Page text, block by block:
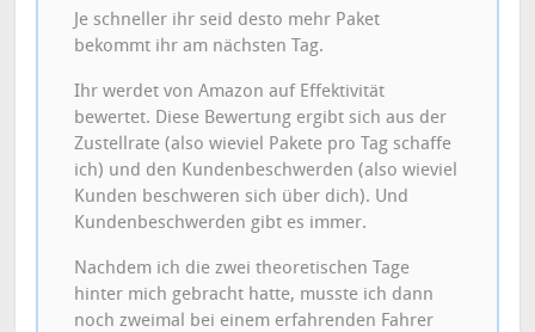
Je schneller ihr seid desto mehr Paket
bekommt ihr am nächsten Tag.
Ihr werdet von Amazon auf Effektivität
bewertet. Diese Bewertung ergibt sich aus der
Zustellrate (also wieviel Pakete pro Tag schaffe
ich) und den Kundenbeschwerden (also wieviel
Kunden beschweren sich über dich). Und
Kundenbeschwerden gibt es immer.
Nachdem ich die zwei theoretischen Tage
hinter mich gebracht hatte, musste ich dann
noch zweimal bei einem erfahrenden Fahrer